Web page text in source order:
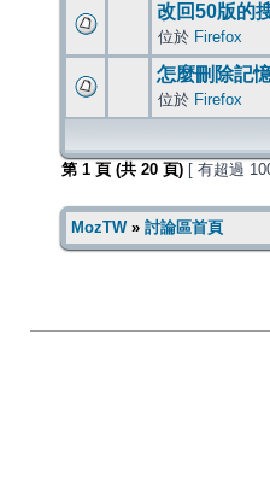
改回50版的
位於 Firefox
怎麼刪除記
位於 Firefox
第 1 頁 (共 20 頁) [ 有超過
MozTW» 討論區首頁